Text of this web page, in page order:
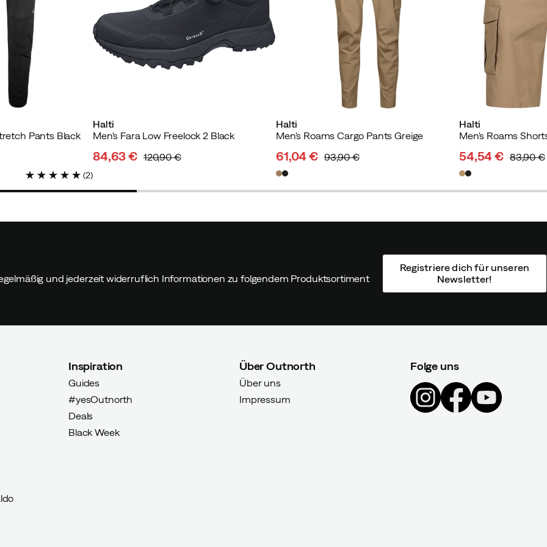
Käufer
Pants Black
(2)
Halti
Men's Fara Low Freelock 2 Black
84,63 € 120,90 €
Halti
Men's Roams Cargo Pants Greige
discounted
61,04 €
original
93,90 €
Halti
Men's Roams
discounted
54,54 €
original
83,90 €
und jederzeit widerruflich Informationen zu folgendem Produktsortiment
Registriere dich für unseren
Newsletter!
Inspiration
Guides
#yesOutnorth
Deals
Black Week
Über Outnorth
Über uns
Impressum
Folge uns